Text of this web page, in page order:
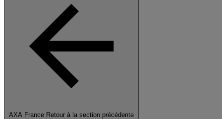
AXA France Retour à la section précédente